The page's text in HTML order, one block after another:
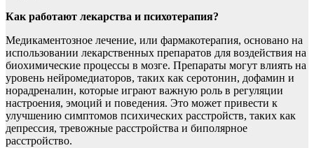
Как работают лекарства и психотерапия?
Медикаментозное лечение, или фармакотерапия, основано на
использовании лекарственных препаратов для воздействия на
биохимические процессы в мозге. Препараты могут влиять на
уровень нейромедиаторов, таких как серотонин, дофамин и
норадреналин, которые играют важную роль в регуляции
настроения, эмоций и поведения. Это может привести к
улучшению симптомов психических расстройств, таких как
депрессия, тревожные расстройства и биполярное
расстройство.